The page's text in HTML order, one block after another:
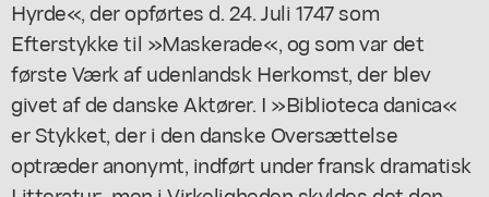
Hyrde«, der opførtes d. 24. Juli 1747 som
Efterstykke til »Maskerade«, og som var det
første Værk af udenlandsk Herkomst, der blev
givet af de danske Aktører. I »Biblioteca danica«
er Stykket, der i den danske Oversættelse
optræder anonymt, indført under fransk dramatisk